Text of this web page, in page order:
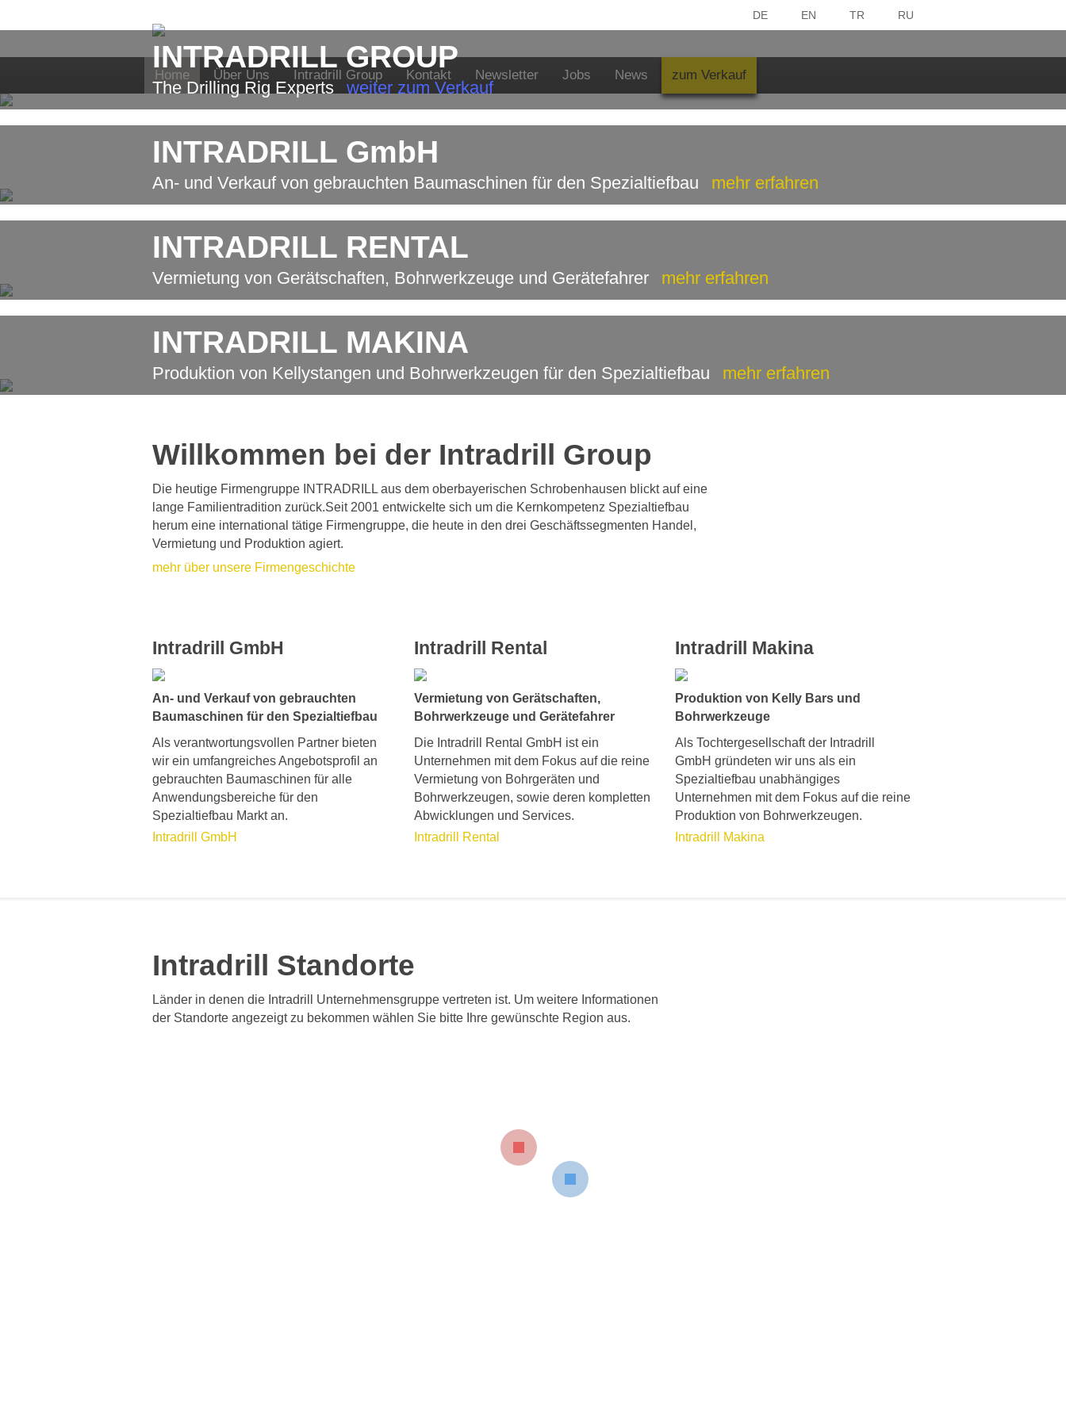
DE EN TR RU
Home Über Uns Intradrill Group Kontakt Newsletter Jobs News zum Verkauf
INTRADRILL GROUP
The Drilling Rig Experts weiter zum Verkauf
INTRADRILL GmbH
An- und Verkauf von gebrauchten Baumaschinen für den Spezialtiefbau mehr erfahren
INTRADRILL RENTAL
Vermietung von Gerätschaften, Bohrwerkzeuge und Gerätefahrer mehr erfahren
INTRADRILL MAKINA
Produktion von Kellystangen und Bohrwerkzeugen für den Spezialtiefbau mehr erfahren
Willkommen bei der Intradrill Group
Die heutige Firmengruppe INTRADRILL aus dem oberbayerischen Schrobenhausen blickt auf eine
lange Familientradition zurück.Seit 2001 entwickelte sich um die Kernkompetenz Spezialtiefbau
herum eine international tätige Firmengruppe, die heute in den drei Geschäftssegmenten Handel,
Vermietung und Produktion agiert.
mehr über unsere Firmengeschichte
Intradrill GmbH
An- und Verkauf von gebrauchten
Baumaschinen für den Spezialtiefbau
Als verantwortungsvollen Partner bieten
wir ein umfangreiches Angebotsprofil an
gebrauchten Baumaschinen für alle
Anwendungsbereiche für den
Spezialtiefbau Markt an.
Intradrill GmbH
Intradrill Rental
Vermietung von Gerätschaften,
Bohrwerkzeuge und Gerätefahrer
Die Intradrill Rental GmbH ist ein
Unternehmen mit dem Fokus auf die reine
Vermietung von Bohrgeräten und
Bohrwerkzeugen, sowie deren kompletten
Abwicklungen und Services.
Intradrill Rental
Intradrill Makina
Produktion von Kelly Bars und
Bohrwerkzeuge
Als Tochtergesellschaft der Intradrill
GmbH gründeten wir uns als ein
Spezialtiefbau unabhängiges
Unternehmen mit dem Fokus auf die reine
Produktion von Bohrwerkzeugen.
Intradrill Makina
Intradrill Standorte
Länder in denen die Intradrill Unternehmensgruppe vertreten ist. Um weitere Informationen
der Standorte angezeigt zu bekommen wählen Sie bitte Ihre gewünschte Region aus.